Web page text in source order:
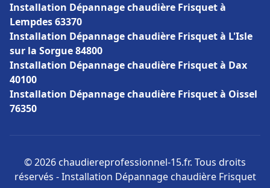
Installation Dépannage chaudière Frisquet à
Lempdes 63370
Installation Dépannage chaudière Frisquet à L'Isle
sur la Sorgue 84800
Installation Dépannage chaudière Frisquet à Dax
40100
Installation Dépannage chaudière Frisquet à Oissel
76350
© 2026 chaudiereprofessionnel-15.fr. Tous droits
réservés - Installation Dépannage chaudière Frisquet